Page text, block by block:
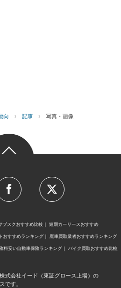
向 › 記事 › 写真・画像
ブスクおすすめ比較 短期カーリースおすすめ
おすすめランキング 廃車買取業者おすすめランキング
料安い自動車保険ランキング バイク買取おすすめ比較
式会社イード（東証グロース上場）の
です。